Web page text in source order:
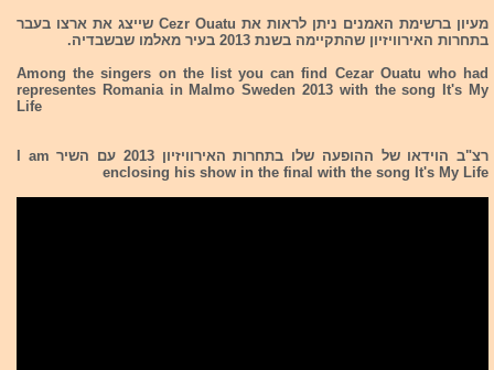
מעיון ברשימת האמנים ניתן לראות את Cezr Ouatu שייצג את ארצו בעבר
בתחרות האירוויזיון שהתקיימה בשנת 2013 בעיר מאלמו שבשבדיה.
Among the singers on the list you can find Cezar Ouatu who had
representes Romania in Malmo Sweden 2013 with the song It's My
Life
רצ"ב הוידאו של ההופעה שלו בתחרות האירוויזיון 2013 עם השיר I am
enclosing his show in the final with the song It's My Life